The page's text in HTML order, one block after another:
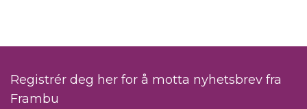
Registrér deg her for å motta nyhetsbrev fra
Frambu